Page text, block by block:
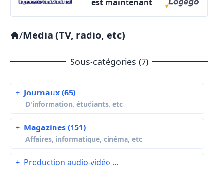
est maintenant
/Media (TV, radio, etc)
Sous-catégories (7)
+ Journaux (65)
D'information, étudiants, etc
+ Magazines (151)
Affaires, informatique, cinéma, etc
+ Production audio-vidéo ...